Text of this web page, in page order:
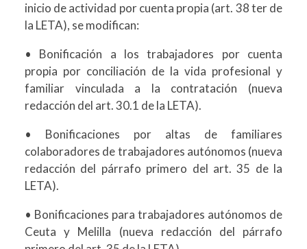
inicio de actividad por cuenta propia (art. 38 ter de
la LETA), se modifican:
• Bonificación a los trabajadores por cuenta
propia por conciliación de la vida profesional y
familiar vinculada a la contratación (nueva
redacción del art. 30.1 de la LETA).
• Bonificaciones por altas de familiares
colaboradores de trabajadores autónomos (nueva
redacción del párrafo primero del art. 35 de la
LETA).
• Bonificaciones para trabajadores autónomos de
Ceuta y Melilla (nueva redacción del párrafo